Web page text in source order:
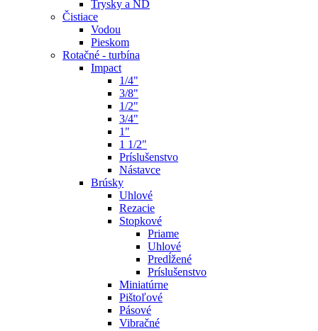
Trysky a ND
Čistiace
Vodou
Pieskom
Rotačné - turbína
Impact
1/4"
3/8"
1/2"
3/4"
1"
1 1/2"
Príslušenstvo
Nástavce
Brúsky
Uhlové
Rezacie
Stopkové
Priame
Uhlové
Predĺžené
Príslušenstvo
Miniatúrne
Pištoľové
Pásové
Vibračné